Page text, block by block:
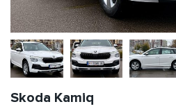
Skoda Kamiq